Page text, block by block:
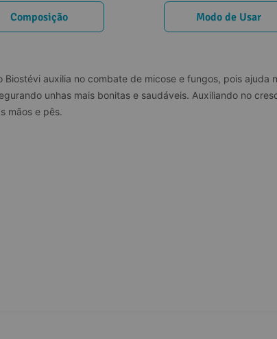
Composição Modo de Usar
auxilia no combate de micose e fungos, pois ajuda
unhas mais bonitas e saudáveis. Auxiliando no
mãos e pês.